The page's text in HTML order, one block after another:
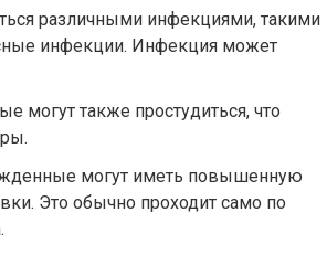
различными инфекциями, такими
инфекции. Инфекция может
могут также простудиться, что
могут иметь повышенную
Это обычно проходит само по